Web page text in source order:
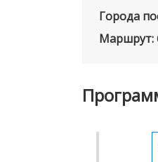
Города
Маршрут: